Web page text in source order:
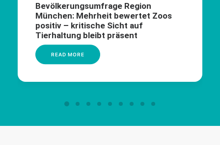
Bevölkerungsumfrage Region
München: Mehrheit bewertet Zoos
positiv – kritische Sicht auf
Tierhaltung bleibt präsent
READ MORE